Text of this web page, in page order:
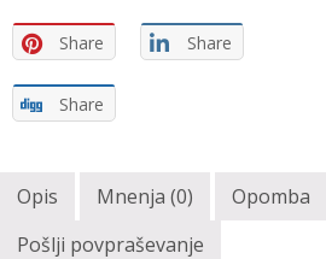
Share Share
Share
Opis Mnenja (0)
Opomba
Pošlji povpraševanje